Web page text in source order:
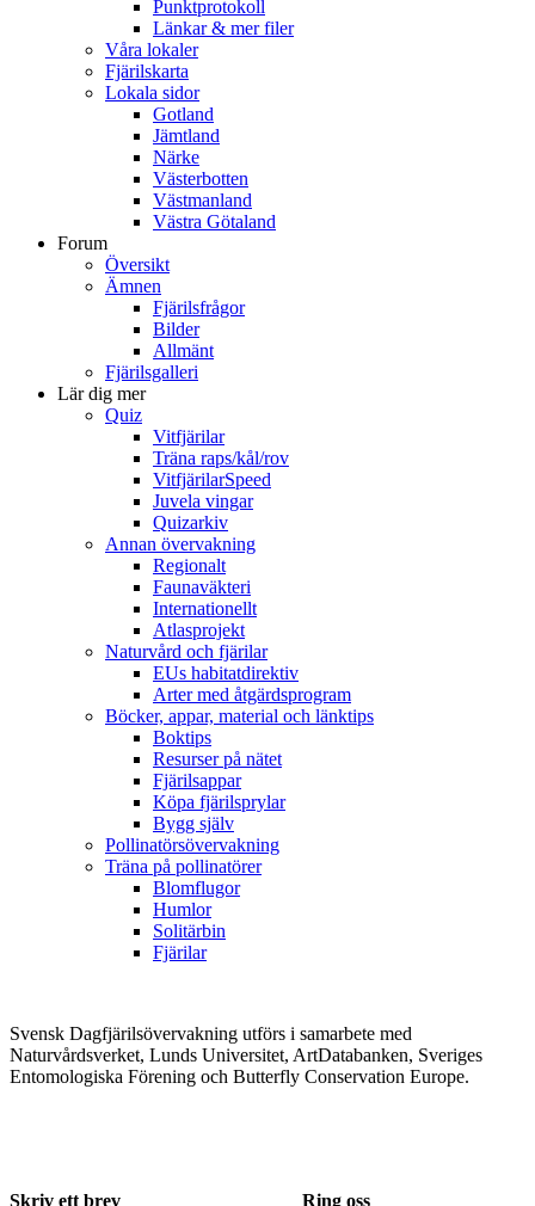
Punktprotokoll
Länkar & mer filer
Våra lokaler
Fjärilskarta
Lokala sidor
Gotland
Jämtland
Närke
Västerbotten
Västmanland
Västra Götaland
Forum
Översikt
Ämnen
Fjärilsfrågor
Bilder
Allmänt
Fjärilsgalleri
Lär dig mer
Quiz
Vitfjärilar
Träna raps/kål/rov
VitfjärilarSpeed
Juvela vingar
Quizarkiv
Annan övervakning
Regionalt
Faunaväkteri
Internationellt
Atlasprojekt
Naturvård och fjärilar
EUs habitatdirektiv
Arter med åtgärdsprogram
Böcker, appar, material och länktips
Boktips
Resurser på nätet
Fjärilsappar
Köpa fjärilsprylar
Bygg själv
Pollinatörsövervakning
Träna på pollinatörer
Blomflugor
Humlor
Solitärbin
Fjärilar
Svensk Dagfjärilsövervakning utförs i samarbete med
Naturvårdsverket, Lunds Universitet, ArtDatabanken, Sveriges
Entomologiska Förening och Butterfly Conservation Europe.
Skriv ett brev Ring oss